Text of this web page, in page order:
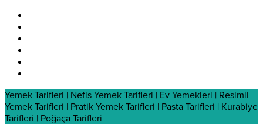
Yemek Tarifleri | Nefis Yemek Tarifleri | Ev Yemekleri | Resimli
Yemek Tarifleri | Pratik Yemek Tarifleri | Pasta Tarifleri | Kurabiye
Tarifleri | Poğaça Tarifleri